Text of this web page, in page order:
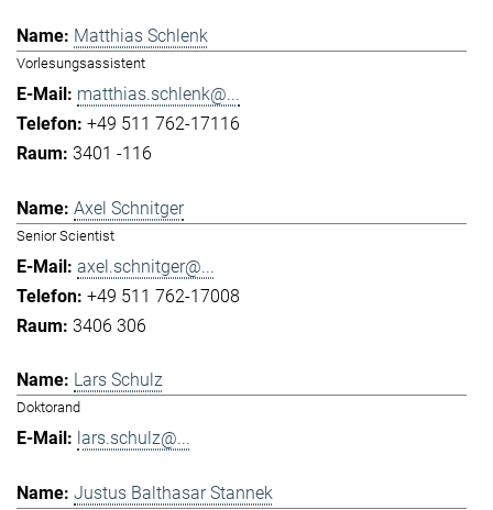
Matthias Schlenk
Vorlesungsassistent
matthias.schlenk@...
+49 511 762-17116
3401 -116
Axel Schnitger
Senior Scientist
axel.schnitger@...
+49 511 762-17008
3406 306
Lars Schulz
Doktorand
lars.schulz@...
Justus Balthasar Stannek